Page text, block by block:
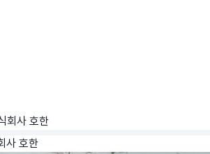
회사 호한
사 호한